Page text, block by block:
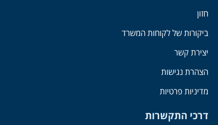
חזון
ביקורות של לקוחות המשרד
יצירת קשר
הצהרת נגישות
מדיניות פרטיות
דרכי התקשרות